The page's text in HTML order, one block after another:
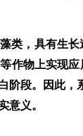
类，具有生
作物上实现
阶段。因此
意义。